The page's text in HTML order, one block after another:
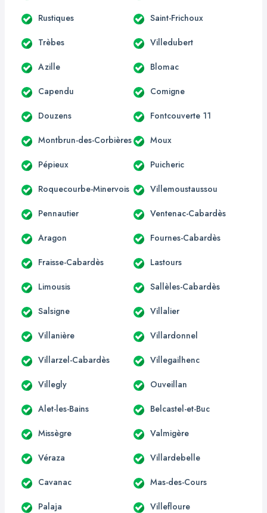
Rustiques Saint-Frichoux
Trèbes Villedubert
Azille Blomac
Capendu Comigne
Douzens Fontcouverte 11
Montbrun-des-Corbières Moux
Pépieux Puicheric
Roquecourbe-Minervois Villemoustaussou
Pennautier Ventenac-Cabardès
Aragon Fournes-Cabardès
Fraisse-Cabardès Lastours
Limousis Sallèles-Cabardès
Salsigne Villalier
Villanière Villardonnel
Villarzel-Cabardès Villegailhenc
Villegly Ouveillan
Alet-les-Bains Belcastel-et-Buc
Missègre Valmigère
Véraza Villardebelle
Cavanac Mas-des-Cours
Palaja Villefloure